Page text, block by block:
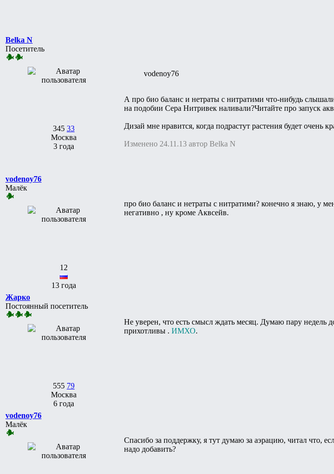
Belka N
Посетитель
345 33
Москва
3 года
vodenoy76
А про био баланс и нетраты с нитратими что-нибудь
на подобии Сера Нитривек наливали?Читайте про запуск
Дизай мне нравится, когда подрастут растения будет очень
Изменено 24.11.13 автор Belka N
vodenoy76
Малёк
12
13 года
про био баланс и нетраты с нитратими? конечно я знаю, у
негативно , ну кроме Аквсейв.
Жарко
Постоянный посетитель
555 79
Москва
6 года
Не уверен, что есть смысл ждать месяц. Думаю пару недель
прихотливы . ИМХО.
vodenoy76
Малёк
Спасибо за поддержку, я тут думаю за аэрацию, читал что,
надо добавить?